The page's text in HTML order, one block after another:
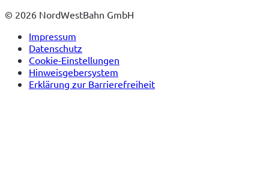
© 2026 NordWestBahn GmbH
Impressum
Datenschutz
Cookie-Einstellungen
Hinweisgebersystem
Erklärung zur Barrierefreiheit